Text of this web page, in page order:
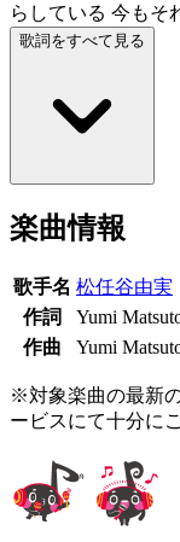
らしている 今もそ
歌詞をすべて見る
楽曲情報
歌手名 松任谷由実
作詞
Yumi
作曲
Yumi
※対象楽曲の最新
ービスにて十分に